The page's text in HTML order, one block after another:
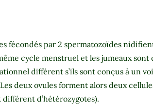
fécondés par 2 spermatozoïdes
cycle menstruel et les jumeaux sont
différent s’ils sont conçus à un
deux ovules forment alors deux
d’hétérozygotes).